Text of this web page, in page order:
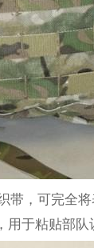
带，可完全
于粘贴部队